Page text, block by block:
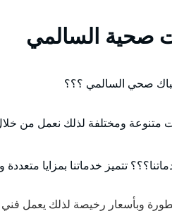
صحية السالمي
صحي السالمي ؟؟؟
ومختلفة لذلك نعمل من
تتميز خدماتنا بمزايا
وبأسعار رخيصة لذلك يعمل